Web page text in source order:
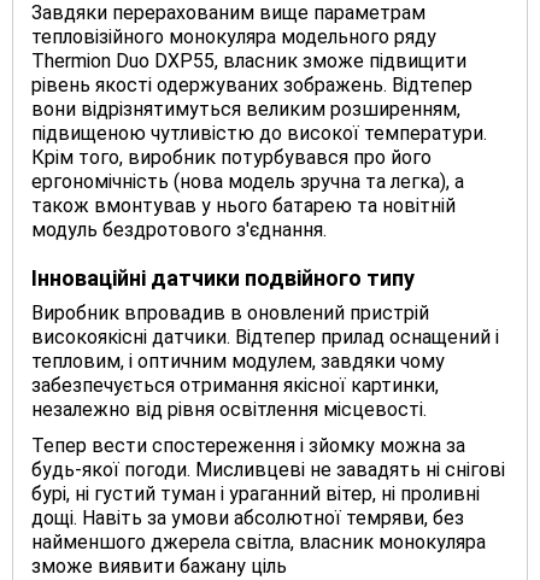
Завдяки перерахованим вище параметрам
тепловізійного монокуляра модельного ряду
Thermion Duo DXP55, власник зможе підвищити
рівень якості одержуваних зображень. Відтепер
вони відрізнятимуться великим розширенням,
підвищеною чутливістю до високої температури.
Крім того, виробник потурбувався про його
ергономічність (нова модель зручна та легка), а
також вмонтував у нього батарею та новітній
модуль бездротового з'єднання.
Інноваційні датчики подвійного типу
Виробник впровадив в оновлений пристрій
високоякісні датчики. Відтепер прилад оснащений і
тепловим, і оптичним модулем, завдяки чому
забезпечується отримання якісної картинки,
незалежно від рівня освітлення місцевості.
Тепер вести спостереження і зйомку можна за
будь-якої погоди. Мисливцеві не завадять ні снігові
бурі, ні густий туман і ураганний вітер, ні проливні
дощі. Навіть за умови абсолютної темряви, без
найменшого джерела світла, власник монокуляра
зможе виявити бажану ціль